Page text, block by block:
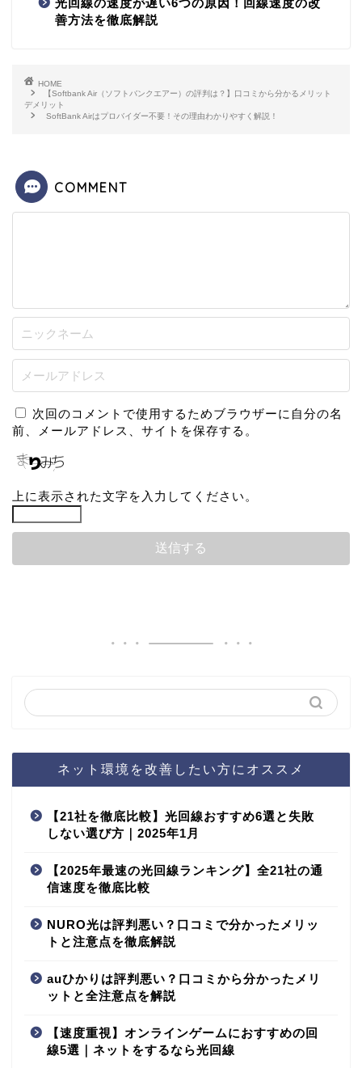
善方法を徹底解説
HOME
【Softbank Air（ソフトバンクエアー）の評判は？】口コミから分かるメリット
デメリット
SoftBank Airはプロバイダー不要！その理由わかりやすく解説！
COMMENT
次回のコメントで使用するためブラウザーに自分の名
前、メールアドレス、サイトを保存する。
上に表示された文字を入力してください。
ネット環境を改善したい方にオススメ
【21社を徹底比較】光回線おすすめ6選と失敗
しない選び方｜2025年1月
【2025年最速の光回線ランキング】全21社の通
信速度を徹底比較
NURO光は評判悪い？口コミで分かったメリッ
トと注意点を徹底解説
auひかりは評判悪い？口コミから分かったメリ
ットと全注意点を解説
【速度重視】オンラインゲームにおすすめの回
線5選｜ネットをするなら光回線